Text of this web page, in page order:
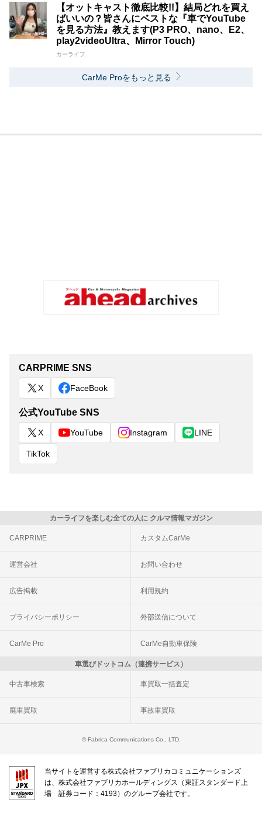
【オットキャスト徹底比較!!】結局どれを買え
ばいいの？皆さんにベストな『車でYouTube
を見る方法』教えます(P3 PRO、nano、E2、
play2videoUltra、Mirror Touch)
カーライフ
CarMe Proをもっと見る
CARPRIME SNS
X FaceBook
公式YouTube SNS
X YouTube Instagram LINE
TikTok
カーライフを楽しむ全ての人に クルマ情報マガジン
CARPRIME カスタムCarMe
運営会社 お問い合わせ
広告掲載 利用規約
プライバシーポリシー 外部送信について
CarMe Pro CarMe自動車保険
車選びドットコム（連携サービス）
中古車検索 車買取一括査定
廃車買取 事故車買取
© Fabrica Communications Co., LTD.
当サイトを運営する株式会社ファブリカコミュニケーションズ
は、株式会社ファブリカホールディングス（東証スタンダード上
場 証券コード：4193）のグループ会社です。